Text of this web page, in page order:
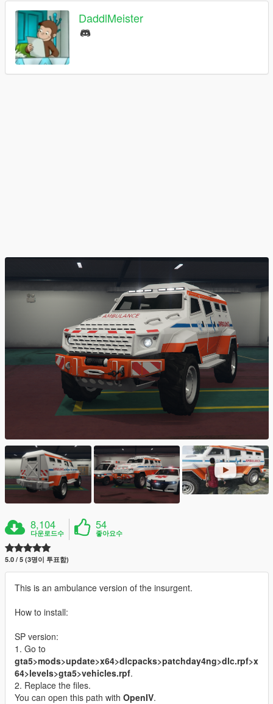
DaddlMeister
8,104
다운로드수
54
좋아요수
5.0 / 5 (3명이 투표함)
This is an ambulance version of the insurgent.
How to install:
SP version:
1. Go to
gta5>mods>update>x64>dlcpacks>patchday4ng>dlc.rpf>x
64>levels>gta5>vehicles.rpf.
2. Replace the files.
You can open this path with OpenIV.